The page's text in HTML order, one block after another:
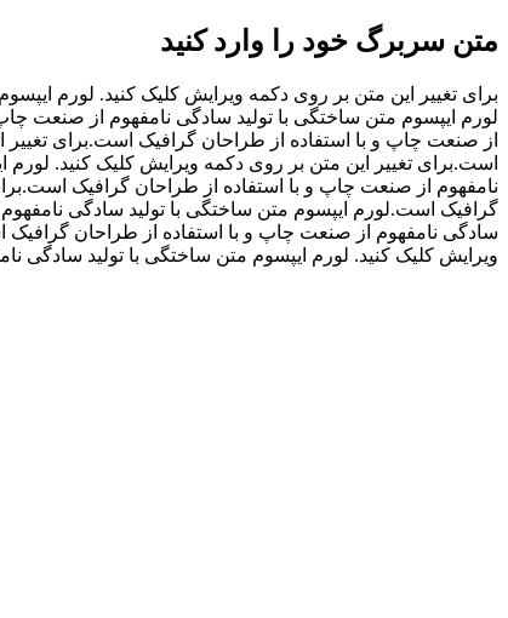
متن سربرگ خود را وارد کنید
برای تغییر این متن بر روی دکمه ویرایش کلیک کنید. لورم
لورم ایپسوم متن ساختگی با تولید سادگی نامفهوم از صنعت
از صنعت چاپ و با استفاده از طراحان گرافیک است.برای
است.برای تغییر این متن بر روی دکمه ویرایش کلیک کنید.
نامفهوم از صنعت چاپ و با استفاده از طراحان گرافیک
گرافیک است.لورم ایپسوم متن ساختگی با تولید سادگی
سادگی نامفهوم از صنعت چاپ و با استفاده از طراحان
ویرایش کلیک کنید. لورم ایپسوم متن ساختگی با تولید سادگی